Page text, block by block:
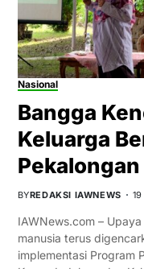
Nasional
Bangga
Keluarga
Pekalongan
BYREDAKSI IAWNEWS
IAWNews.com –
manusia terus
implementasi Program